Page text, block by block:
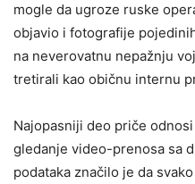
mogle da ugroze ruske
objavio i fotografije
na neverovatnu nepažnju
tretirali kao običnu internu
Najopasniji deo priče
gledanje video-prenosa sa
podataka značilo je da